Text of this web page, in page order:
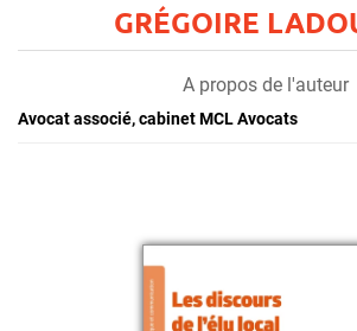
GRÉGOIRE
A propos de l'auteur
Avocat associé, cabinet MCL Avocats